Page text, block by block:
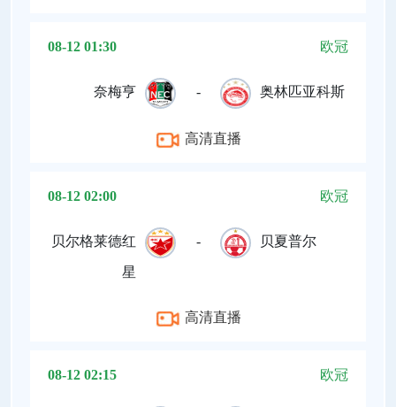
08-12 01:30 欧冠
奈梅亨 - 奥林匹亚科斯
高清直播
08-12 02:00 欧冠
贝尔格莱德红
星
- 贝夏普尔
高清直播
08-12 02:15 欧冠